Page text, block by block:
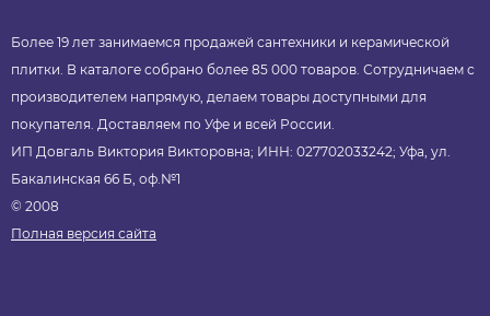
Более 19 лет занимаемся продажей сантехники и керамической
плитки. В каталоге собрано более 85 000 товаров. Сотрудничаем с
производителем напрямую, делаем товары доступными для
покупателя. Доставляем по Уфе и всей России.
ИП Довгаль Виктория Викторовна; ИНН: 027702033242; Уфа, ул.
Бакалинская 66 Б, оф.№1
© 2008
Полная версия сайта